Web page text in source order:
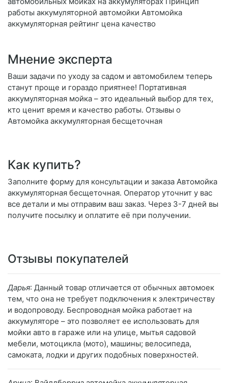
работы аккумуляторной автомойки Автомойка
аккумуляторная рейтинг цена качество
Мнение эксперта
Ваши задачи по уходу за садом и автомобилем теперь
станут проще и гораздо приятнее! Портативная
аккумуляторная мойка – это идеальный выбор для тех,
кто ценит время и качество работы. Отзывы о
Автомойка аккумуляторная бесщеточная
Как купить?
Заполните форму для консультации и заказа Автомойка
аккумуляторная бесщеточная. Оператор уточнит у вас
все детали и мы отправим ваш заказ. Через 3-7 дней вы
получите посылку и оплатите её при получении.
Отзывы покупателей
Дарья: Данный товар отличается от обычных автомоек
тем, что она не требует подключения к электричеству
и водопроводу. Беспроводная мойка работает на
аккумуляторе – это позволяет ее использовать для
мойки авто в гараже или на улице, мытья садовой
мебели, мотоцикла (мото), машины; велосипеда,
самоката, лодки и других подобных поверхностей.